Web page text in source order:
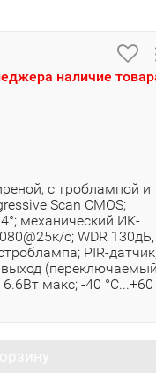
наличие
с троблампой и
Scan CMOS;
механический ИК-
с; WDR 130дБ,
PIR-
макс; -40 °C...+60